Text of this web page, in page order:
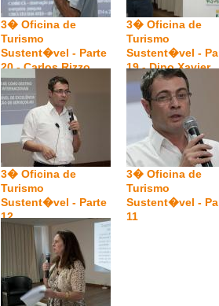
3� Oficina de
Turismo
Sustent�vel - Parte
20 - Carlos Rizzo
3� Oficina de
Turismo
Sustent�vel -
19 - Dino Xavier
Zammataro
3� Oficina de
Turismo
Sustent�vel - Parte
12
3� Oficina de
Turismo
Sustent�vel -
11